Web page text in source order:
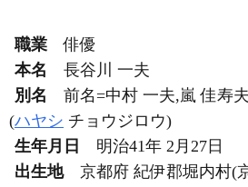
職業
俳優
本名
長谷川 一夫
別名
前名=中村 一夫,嵐 佳寿
(ハヤシ チョウジロウ)
生年月日
明治41年 2月27日
出生地
京都府 紀伊郡堀内村(